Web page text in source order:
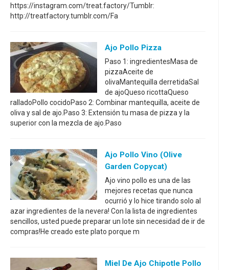
https://instagram.com/treat.factory/Tumblr:
http://treatfactory.tumblr.com/Fa
Ajo Pollo Pizza
Paso 1: ingredientesMasa de
pizzaAceite de
olivaMantequilla derretidaSal
de ajoQueso ricottaQueso
ralladoPollo cocidoPaso 2: Combinar mantequilla, aceite de
oliva y sal de ajo.Paso 3: Extensión tu masa de pizza y la
superior con la mezcla de ajo.Paso
Ajo Pollo Vino (Olive
Garden Copycat)
Ajo vino pollo es una de las
mejores recetas que nunca
ocurrió y lo hice tirando solo al
azar ingredientes de la nevera! Con la lista de ingredientes
sencillos, usted puede preparar un lote sin necesidad de ir de
compras!He creado este plato porque m
Miel De Ajo Chipotle Pollo